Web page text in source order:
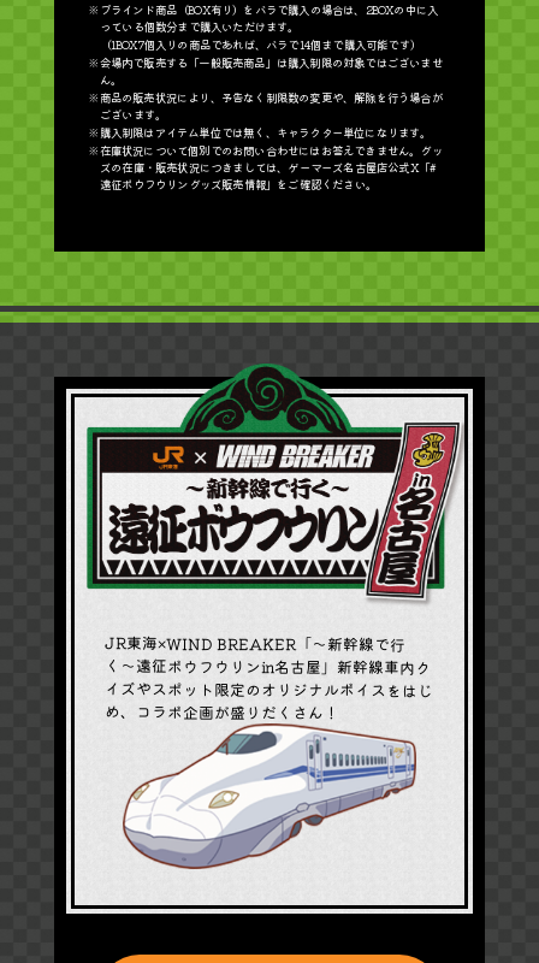
※ブラインド商品（BOX有り）をバラで購入の場合は、2BOXの中に入
っている個数分まで購入いただけます。
（1BOX7個入りの商品であれば、バラで14個まで購入可能です）
※会場内で販売する「一般販売商品」は購入制限の対象ではございませ
ん。
※商品の販売状況により、予告なく制限数の変更や、解除を行う場合が
ございます。
※購入制限はアイテム単位では無く、キャラクター単位になります。
※在庫状況について個別でのお問い合わせにはお答えできません。グッ
ズの在庫・販売状況につきましては、ゲーマーズ名古屋店公式X「#
遠征ボウフウリングッズ販売情報」をご確認ください。
JR東海×WIND BREAKER「〜新幹線で行
く〜遠征ボウフウリンin名古屋」新幹線車内ク
イズやスポット限定のオリジナルボイスをはじ
め、コラボ企画が盛りだくさん！